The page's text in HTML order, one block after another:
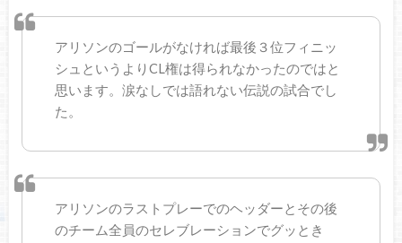
アリソンのゴールがなければ最後３位フィニッ
シュというよりCL権は得られなかったのではと
思います。涙なしでは語れない伝説の試合でし
た。
アリソンのラストプレーでのヘッダーとその後
のチーム全員のセレブレーションでグッとき